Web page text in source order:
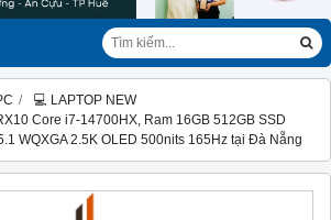
💻 LAPTOP NEW
Core i7-14700HX, Ram 16GB 512GB SSD
WQXGA 2.5K OLED 500nits 165Hz tại Đà Nẵng